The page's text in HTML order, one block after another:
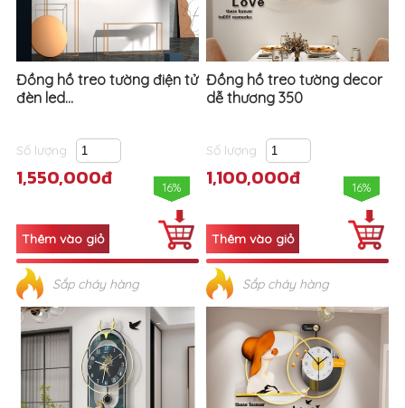
Đồng hồ treo tường điện tử
đèn led...
Số lượng
1,550,000đ 16%
Sắp cháy hàng
Đồng hồ treo tường decor
dễ thương 350
Số lượng
1,100,000đ 16%
Sắp cháy hàng